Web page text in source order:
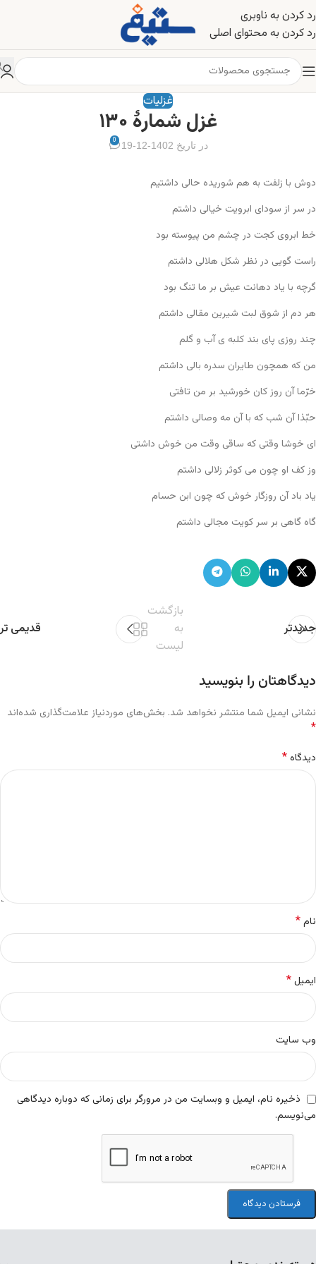
رد کردن به ناوبری
رد کردن به محتوای اصلی
غزلیات
غزل شمارهٔ ۱۳۰
در تاریخ 1402-12-19 0
دوش با زلفت به هم شوریده حالی داشتیم
در سر از سودای ابرویت خیالی داشتم
خط ابروی کجت در چشم من پیوسته بود
راست گویی در نظر شکل هلالی داشتم
گرچه با یاد دهانت عیش بر ما تنگ بود
هر دم از شوق لبت شیرین مقالی داشتم
چند روزی پای بند کلبه ی آب و گلم
من که همچون طایران سدره بالی داشتم
خرّما آن روز کان خورشید بر من تافتی
حبّذا آن شب که با آن مه وصالی داشتم
ای خوشا وقتی که ساقی وقت من خوش داشتی
وز کف او چون می کوثر زلالی داشتم
یاد باد آن روزگار خوش که چون ابن حسام
گاه گاهی بر سر کویت مجالی داشتم
جدیدتر
بازگشت
به
لیست
قدیمی تر
دیدگاهتان را بنویسید
نشانی ایمیل شما منتشر نخواهد شد. بخش‌های موردنیاز علامت‌گذاری شده‌اند
*
دیدگاه*
نام*
ایمیل*
وب‌ سایت
ذخیره نام، ایمیل و وبسایت من در مرورگر برای زمانی که دوباره دیدگاهی
می‌نویسم.